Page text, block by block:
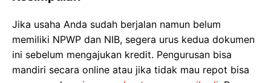
Jika usaha Anda sudah berjalan namun belum
memiliki NPWP dan NIB, segera urus kedua dokumen
ini sebelum mengajukan kredit. Pengurusan bisa
mandiri secara online atau jika tidak mau repot bisa